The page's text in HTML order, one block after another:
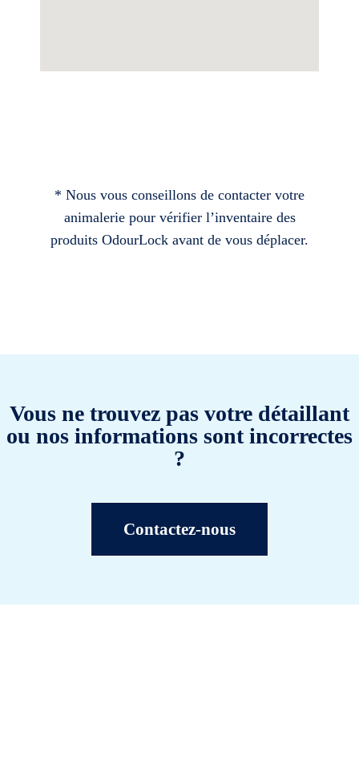
* Nous vous conseillons de contacter votre
animalerie pour vérifier l’inventaire des
produits OdourLock avant de vous déplacer.
Vous ne trouvez pas votre détaillant
ou nos informations sont incorrectes
?
Contactez-nous